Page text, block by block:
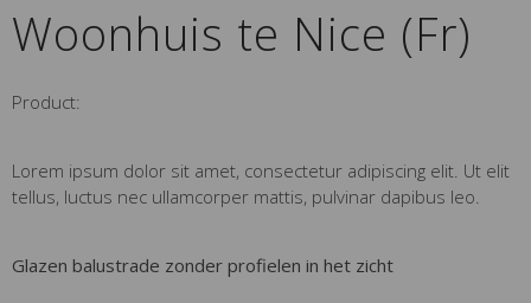
Woonhuis te Nice (Fr)
Product:
Lorem ipsum dolor sit amet, consectetur adipiscing elit. Ut elit
tellus, luctus nec ullamcorper mattis, pulvinar dapibus leo.
Glazen balustrade zonder profielen in het zicht